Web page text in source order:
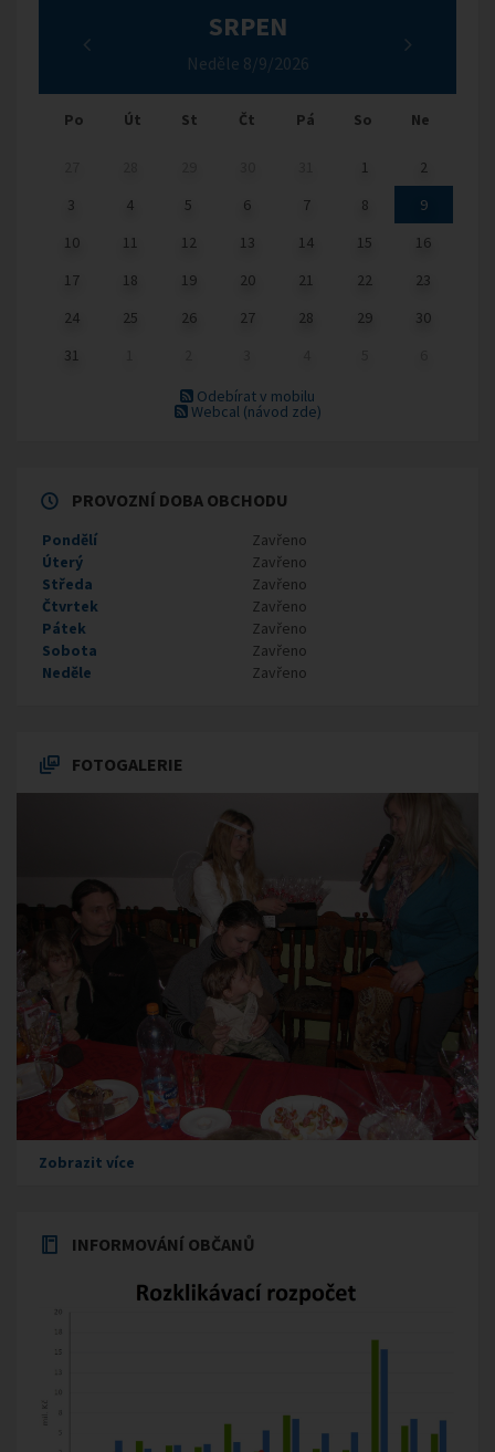
SRPEN
Neděle 8/9/2026
Po Út St Čt Pá So Ne
1
2
3
4 5 6 7 8
9
10
11 12 13 14 15
16
17
18 19 20 21 22
23
24
25 26 27 28 29
30
31
Odebírat v mobilu
Webcal (návod zde)
PROVOZNÍ DOBA OBCHODU
Pondělí
Zavřeno
Úterý
Zavřeno
Středa
Zavřeno
Čtvrtek
Zavřeno
Pátek
Zavřeno
Sobota
Zavřeno
Neděle
Zavřeno
FOTOGALERIE
Zobrazit více
INFORMOVÁNÍ OBČANŮ